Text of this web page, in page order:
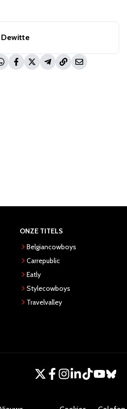
ONZE TITELS
Belgiancowboys
Carrepublic
Eatly
Stylecowboys
Travelvalley